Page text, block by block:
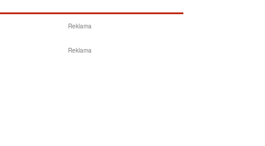
Reklama
Reklama